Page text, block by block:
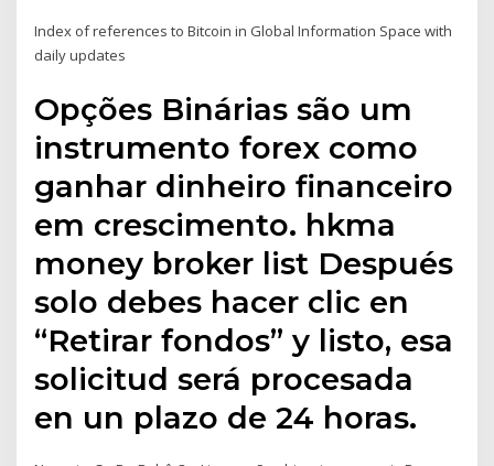
Index of references to Bitcoin in Global Information Space with
daily updates
Opções Binárias são um
instrumento forex como
ganhar dinheiro financeiro
em crescimento. hkma
money broker list Después
solo debes hacer clic en
“Retirar fondos” y listo, esa
solicitud será procesada
en un plazo de 24 horas.